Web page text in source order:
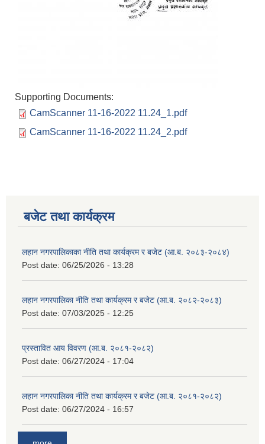
Supporting Documents:
CamScanner 11-16-2022 11.24_1.pdf
CamScanner 11-16-2022 11.24_2.pdf
बजेट तथा कार्यक्रम
लहान नगरपालिकाका नीति तथा कार्यक्रम र बजेट (आ.ब. २०८३-२०८४)
Post date: 06/25/2026 - 13:28
लहान नगरपालिका नीति तथा कार्यक्रम र बजेट (आ.ब. २०८२-२०८३)
Post date: 07/03/2025 - 12:25
प्रस्तावित आय विवरण (आ.ब. २०८१-२०८२)
Post date: 06/27/2024 - 17:04
लहान नगरपालिका नीति तथा कार्यक्रम र बजेट (आ.ब. २०८१-२०८२)
Post date: 06/27/2024 - 16:57